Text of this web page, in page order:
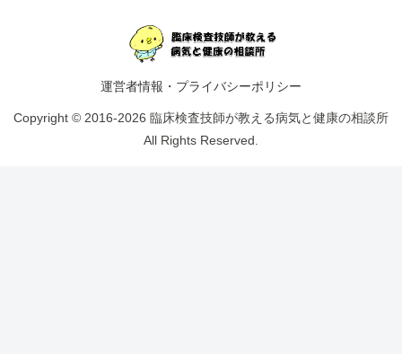
運営者情報・プライバシーポリシー
Copyright © 2016-2026 臨床検査技師が教える病気と健康の相談所
All Rights Reserved.